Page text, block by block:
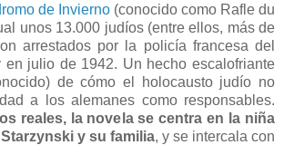
de Invierno (conocido como Rafle du
unos 13.000 judíos (entre ellos, más de
arrestados por la policía francesa del
en julio de 1942. Un hecho escalofriante
de cómo el holocausto judío no
a los alemanes como responsables.
reales, la novela se centra en la niña
y su familia, y se intercala con